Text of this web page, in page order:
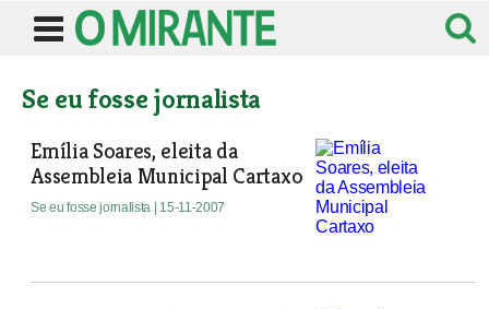
Se eu fosse jornalista
Emília Soares, eleita da
Assembleia Municipal Cartaxo
Se eu fosse jornalista | 15-11-2007